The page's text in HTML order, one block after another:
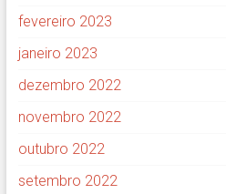
fevereiro 2023
janeiro 2023
dezembro 2022
novembro 2022
outubro 2022
setembro 2022